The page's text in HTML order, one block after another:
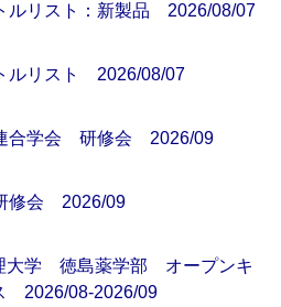
ルリスト：新製品 2026/08/07
ルリスト 2026/08/07
合学会 研修会 2026/09
修会 2026/09
大学 徳島薬学部 オープンキ
2026/08-2026/09